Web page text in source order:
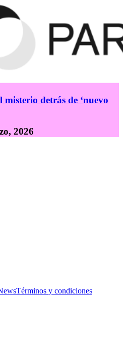
misterio detrás de ‘nuevo
2026
Términos y condiciones